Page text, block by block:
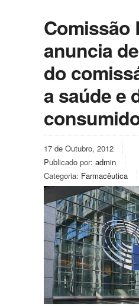
Comissão
anuncia
do
a saúde e
17 de Outubro, 2012
Publicado por: admin
Categoria: Farmacêutica